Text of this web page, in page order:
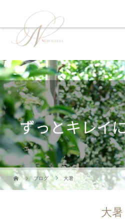
ブログ 大暑
大暑